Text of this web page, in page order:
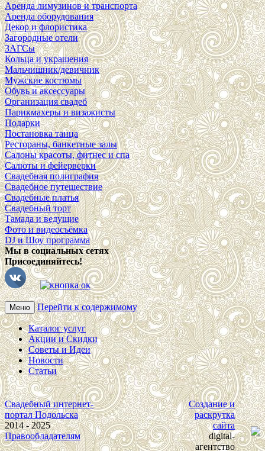
Аренда лимузинов и транспорта
Аренда оборудования
Декор и флористика
Загородные отели
ЗАГСы
Кольца и украшения
Мальчишник/девичник
Мужские костюмы
Обувь и аксессуары
Организация свадеб
Парикмахеры и визажисты
Подарки
Постановка танца
Рестораны, банкетные залы
Салоны красоты, фитнес и спа
Салюты и фейерверки
Свадебная полиграфия
Свадебное путешествие
Свадебные платья
Свадебный торт
Тамада и ведущие
Фото и видеосъёмка
DJ и Шоу программа
Мы в социальных сетях
Присоединяйтесь!
Меню Перейти к содержимому
Каталог услуг
Акции и Скидки
Советы и Идеи
Новости
Статьи
Свадебный интернет-
портал Подольска
2014 - 2025
Правообладателям
Создание и
раскрутка
сайта
digital-
агентство